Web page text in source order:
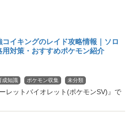
コイキングのレイド攻略情報｜ソロ
用対策・おすすめポケモン紹介
成知識 ポケモン収集 未分類
レットバイオレット(ポケモンSV)』で